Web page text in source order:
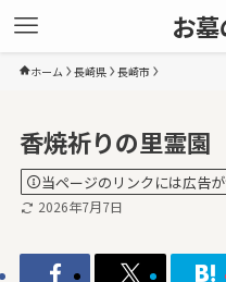
お
ホーム 長崎県 長崎市
香焼祈りの里霊園
当ページのリンクには広告が
2026年7月7日